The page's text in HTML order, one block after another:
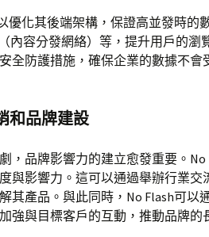
優化其後端架構，保證高並發時的
內容分發網絡）等，提升用戶的瀏
全防護措施，確保企業的數據不會
和品牌建設
，品牌影響力的建立愈發重要。
與影響力。這可以通過舉辦行業
其產品。與此同時，No Flash可以
強與目標客戶的互動，推動品牌的